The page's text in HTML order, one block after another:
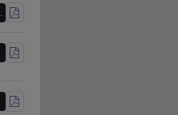
STÁHNOUT
STÁHNOUT
STÁHNOUT